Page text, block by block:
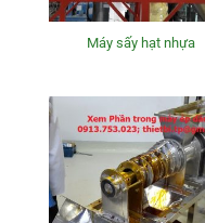
Máy sấy hạt nhựa